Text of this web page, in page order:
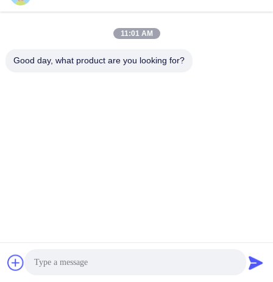
de Filterzak Witte
Filterzak van de Filterzak
Vind de beste prijs
11:01 AM
Good day, what product are you looking for?